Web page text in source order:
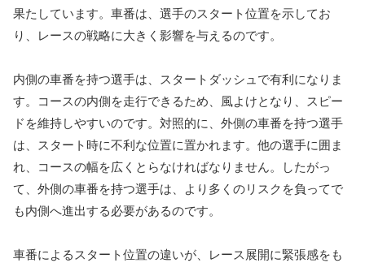
果たしています。車番は、選手のスタート位置を示してお
り、レースの戦略に大きく影響を与えるのです。
内側の車番を持つ選手は、スタートダッシュで有利になりま
す。コースの内側を走行できるため、風よけとなり、スピー
ドを維持しやすいのです。対照的に、外側の車番を持つ選手
は、スタート時に不利な位置に置かれます。他の選手に囲ま
れ、コースの幅を広くとらなければなりません。したがっ
て、外側の車番を持つ選手は、より多くのリスクを負ってで
も内側へ進出する必要があるのです。
車番によるスタート位置の違いが、レース展開に緊張感をも